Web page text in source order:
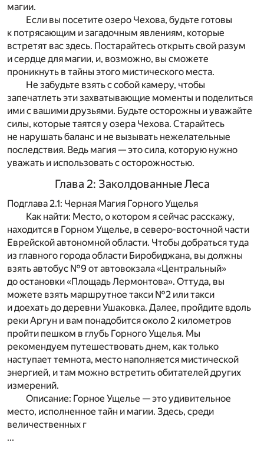
магии.
Если вы посетите озеро Чехова, будьте готовы
к потрясающим и загадочным явлениям, которые
встретят вас здесь. Постарайтесь открыть свой разум
и сердце для магии, и, возможно, вы сможете
проникнуть в тайны этого мистического места.
Не забудьте взять с собой камеру, чтобы
запечатлеть эти захватывающие моменты и поделиться
ими с вашими друзьями. Будьте осторожны и уважайте
силы, которые таятся у озера Чехова. Старайтесь
не нарушать баланс и не вызывать нежелательные
последствия. Ведь магия — это сила, которую нужно
уважать и использовать с осторожностью.
Глава 2: Заколдованные Леса
Подглава 2.1: Черная Магия Горного Ущелья
Как найти: Место, о котором я сейчас расскажу,
находится в Горном Ущелье, в северо-восточной части
Еврейской автономной области. Чтобы добраться туда
из главного города области Биробиджана, вы должны
взять автобус №9 от автовокзала «Центральный»
до остановки «Площадь Лермонтова». Оттуда, вы
можете взять маршрутное такси №2 или такси
и доехать до деревни Ушаковка. Далее, пройдите вдоль
реки Аргун и вам понадобится около 2 километров
пройти пешком в глубь Горного Ущелья. Мы
рекомендуем путешествовать днем, как только
наступает темнота, место наполняется мистической
энергией, и там можно встретить обитателей других
измерений.
Описание: Горное Ущелье — это удивительное
место, исполненное тайн и магии. Здесь, среди
величественных г
...